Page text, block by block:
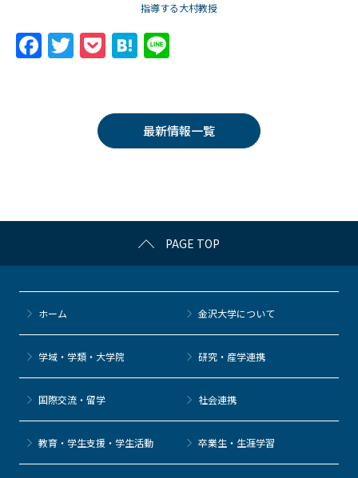
指導する大村教授
F
k
T
er
P
k
et
H
n
a
最新情報一覧
PAGE TOP
ホーム 金沢大学について
学域・学類・大学院 研究・産学連携
国際交流・留学 社会連携
教育・学生支援・学生活動 卒業生・生涯学習